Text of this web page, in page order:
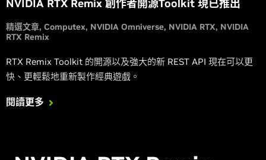
NVIDIA RTX Remix 創作者開源Toolkit 現已推出
精選文章 Computex NVIDIA Omniverse NVIDIA RTX NVIDIA
RTX Remix
RTX Remix Toolkit 的開源以及強大的新 REST API 現在可以更
快、更輕鬆地重新製作經典遊戲。
閱讀更多